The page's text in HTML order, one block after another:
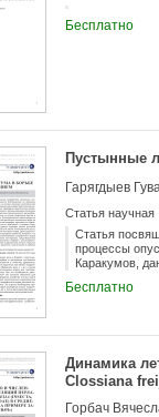
Бесплатно
Пустынные
Гарягдыев
Статья научная
Статья
процессы
Каракумов,
характера
развития на
Показано,
песках,
Бесплатно
Динамика
Clossiana
примере
Горбач